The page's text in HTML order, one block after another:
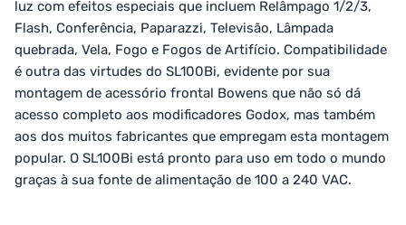
luz com efeitos especiais que incluem Relâmpago 1/2/3,
Flash, Conferência, Paparazzi, Televisão, Lâmpada
quebrada, Vela, Fogo e Fogos de Artifício. Compatibilidade
é outra das virtudes do SL100Bi, evidente por sua
montagem de acessório frontal Bowens que não só dá
acesso completo aos modificadores Godox, mas também
aos dos muitos fabricantes que empregam esta montagem
popular. O SL100Bi está pronto para uso em todo o mundo
graças à sua fonte de alimentação de 100 a 240 VAC.